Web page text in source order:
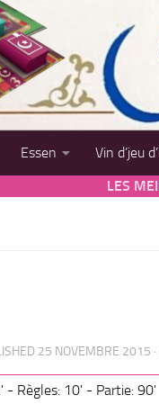
Essen Vin d’jeu
LES
25 NOVEMBRE 2015
- Règles: 10' - Partie: 90'